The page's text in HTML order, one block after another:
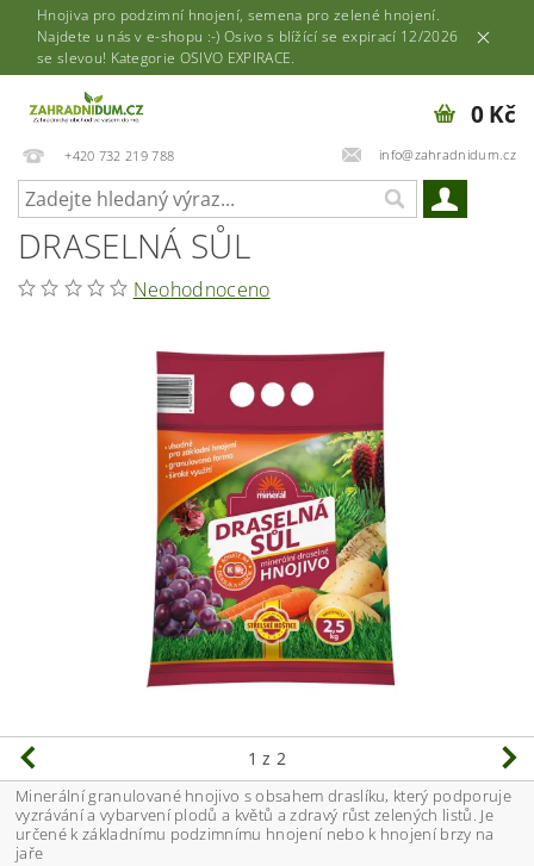
Hnojiva pro podzimní hnojení, semena pro zelené hnojení.
Najdete u nás v e-shopu :-) Osivo s blížící se expirací 12/2026
se slevou! Kategorie OSIVO EXPIRACE.
+420 732 219 788 info@zahradnidum.cz
0 Kč
DRASELNÁ SŮL
Neohodnoceno
1 z 2
Minerální granulované hnojivo s obsahem draslíku, který podporuje
vyzrávání a vybarvení plodů a květů a zdravý růst zelených listů. Je
určené k základnímu podzimnímu hnojení nebo k hnojení brzy na
jaře